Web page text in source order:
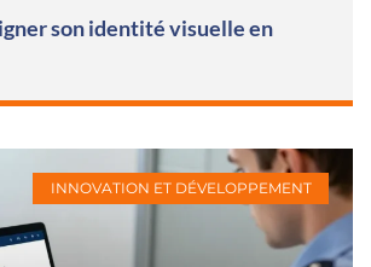
son identité visuelle en
INNOVATION ET DÉVELOPPEMENT